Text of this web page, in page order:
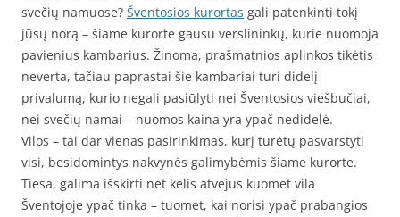
svečių namuose? Šventosios kurortas gali patenkinti tokį
jūsų norą – šiame kurorte gausu verslininkų, kurie nuomoja
pavienius kambarius. Žinoma, prašmatnios aplinkos tikėtis
neverta, tačiau paprastai šie kambariai turi didelį
privalumą, kurio negali pasiūlyti nei Šventosios viešbučiai,
nei svečių namai – nuomos kaina yra ypač nedidelė.
Vilos – tai dar vienas pasirinkimas, kurį turėtų pasvarstyti
visi, besidomintys nakvynės galimybėmis šiame kurorte.
Tiesa, galima išskirti net kelis atvejus kuomet vila
Šventojoje ypač tinka – tuomet, kai norisi ypač prabangios